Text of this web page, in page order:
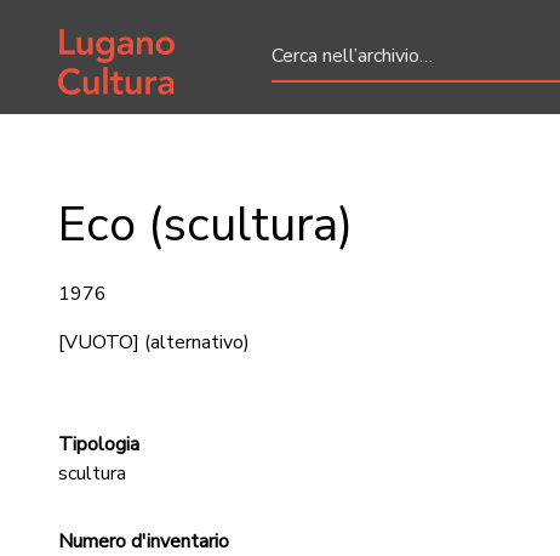
Home page
Eco (scultura)
1976
[VUOTO] (alternativo)
Tipologia
scultura
Numero d'inventario